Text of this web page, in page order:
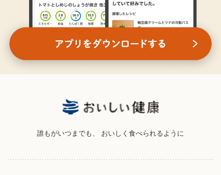
誰もがいつまでも、 おいしく食べられるように